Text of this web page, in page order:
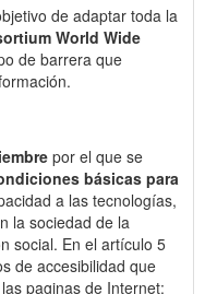
de adaptar toda la
World Wide
de barrera que
por el que se
básicas para
a las tecnologías,
la sociedad de la
social. En el artículo 5
de accesibilidad que
paginas de Internet: